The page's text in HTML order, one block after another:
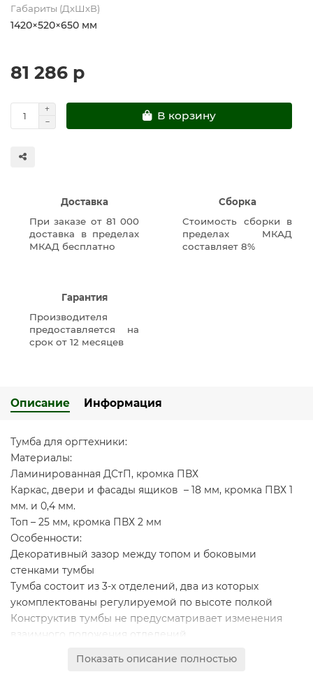
Габариты (ДхШхВ)
1420×520×650 мм
81 286 р
В корзину
Доставка
При заказе от 81 000
доставка в пределах
МКАД бесплатно
Сборка
Стоимость сборки в
пределах МКАД
составляет 8%
Гарантия
Производителя
предоставляется на
срок от 12 месяцев
Описание Информация
Тумба для оргтехники:
Материалы:
Ламинированная ДСтП, кромка ПВХ
Каркас, двери и фасады ящиков – 18 мм, кромка ПВХ 1
мм. и 0,4 мм.
Топ – 25 мм, кромка ПВХ 2 мм
Особенности:
Декоративный зазор между топом и боковыми
стенками тумбы
Тумба состоит из 3-х отделений, два из которых
укомплектованы регулируемой по высоте полкой
Конструктив тумбы не предусматривает изменения
взаимного положения отделений
скрытые шариковые направляющие с системой
Показать описание полностью